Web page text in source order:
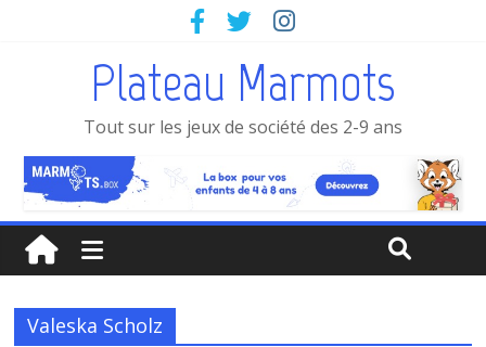
Plateau Marmots
Tout sur les jeux de société des 2-9 ans
Valeska Scholz